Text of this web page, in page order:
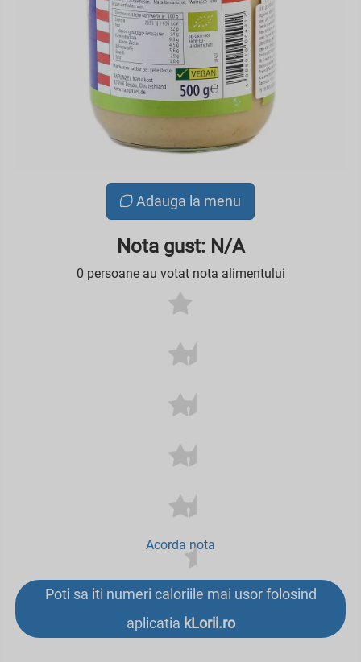
Adauga la menu
Nota gust: N/A
0 persoane au votat nota alimentului
Acorda nota
Poti sa iti numeri caloriile mai usor folosind
aplicatia kLorii.ro